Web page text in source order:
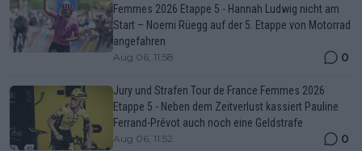
Femmes 2026 Etappe 5 - Hannah Ludwig nicht am
Start – Noemi Rüegg auf der 5. Etappe von Motorrad
angefahren
Aug 06, 11:58 0
Jury und Strafen Tour de France Femmes 2026
Etappe 5 - Neben dem Zeitverlust kassiert Pauline
Ferrand-Prévot auch noch eine Geldstrafe
Aug 06, 11:52 0